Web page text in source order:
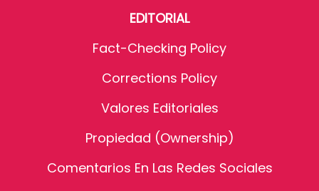
EDITORIAL
Fact-Checking Policy
Corrections Policy
Valores Editoriales
Propiedad (Ownership)
Comentarios En Las Redes Sociales